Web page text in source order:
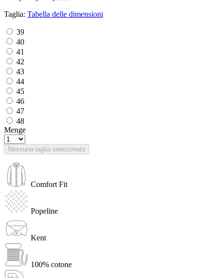
Taglia: Tabella delle dimensioni
39
40
41
42
43
44
45
46
47
48
Menge
Nessuna taglia selezionata
Comfort Fit
Popeline
Kent
100% cotone